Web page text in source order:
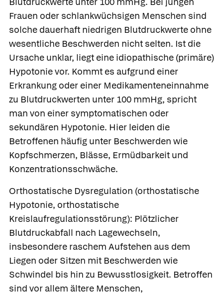
Frauen oder schlankwüchsigen Menschen sind
solche dauerhaft niedrigen Blutdruckwerte ohne
wesentliche Beschwerden nicht selten. Ist die
Ursache unklar, liegt eine idiopathische (primäre)
Hypotonievor. Kommt es aufgrund einer
Erkrankung oder einer Medikamenteneinnahme
zu Blutdruckwerten unter 100 mmHg, spricht
man von einer symptomatischen oder
sekundären Hypotonie. Hier leiden die
Betroffenen häufig unter Beschwerden wie
Kopfschmerzen, Blässe, Ermüdbarkeit und
Konzentrationsschwäche.
Orthostatische Dysregulation (orthostatische
Hypotonie, orthostatische
Kreislaufregulationsstörung): Plötzlicher
Blutdruckabfall nach Lagewechseln,
insbesondere raschem Aufstehen aus dem
Liegen oder Sitzen mit Beschwerden wie
Schwindel bis hin zu Bewusstlosigkeit. Betroffen
sind vor allem ältere Menschen,